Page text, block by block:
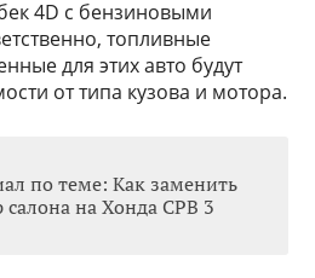
4D с бензиновыми
топливные
для этих авто будут
от типа кузова и мотора.
по теме: Как заменить
салона на Хонда СРВ 3